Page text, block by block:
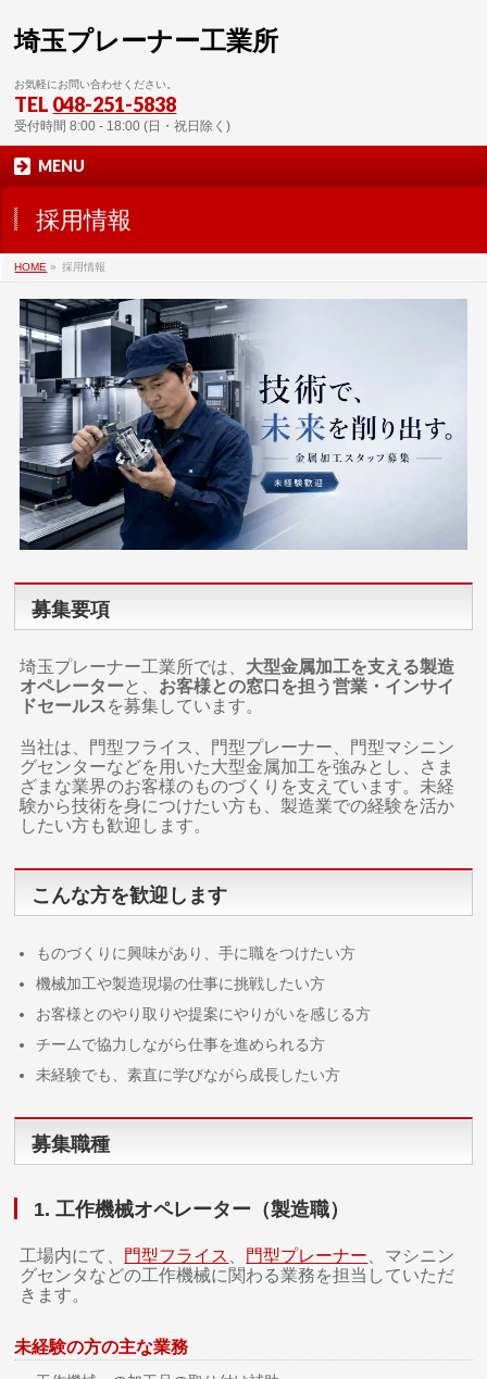
埼玉プレーナー工業所
お気軽にお問い合わせください。
TEL 048-251-5838
受付時間 8:00 - 18:00 (日・祝日除く)
MENU
採用情報
HOME » 採用情報
募集要項
埼玉プレーナー工業所では、 大型金属加工を支える製造
オペレーターと、 お客様との窓口を担う営業・インサイ
ドセールス を募集しています。
当社は、門型フライス、門型プレーナー、門型マシニン
グセンターなどを用いた大型金属加工を強みとし、さま
ざまな業界のお客様のものづくりを支えています。未経
験から技術を身につけたい方も、製造業での経験を活か
したい方も歓迎します。
こんな方を歓迎します
ものづくりに興味があり、手に職をつけたい方
機械加工や製造現場の仕事に挑戦したい方
お客様とのやり取りや提案にやりがいを感じる方
チームで協力しながら仕事を進められる方
未経験でも、素直に学びながら成長したい方
募集職種
1. 工作機械オペレーター（製造職）
工場内にて、 門型フライス 門型プレーナー 、マシニン
グセンタなどの工作機械に関わる業務を担当していただ
きます。
未経験の方の主な業務